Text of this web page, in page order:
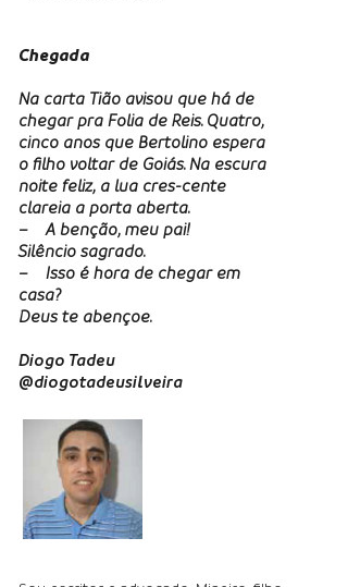
Chegada
Na carta Tião avisou que há de
chegar pra Folia de Reis. Quatro,
cinco anos que Bertolino espera
o ﬁlho voltar de Goiás. Na escura
noite feliz, a lua cres-cente
clareia a porta aberta.
– A benção, meu pai!
Silêncio sagrado.
– Isso é hora de chegar em
casa?
Deus te abençoe.
Diogo Tadeu
@diogotadeusilveira